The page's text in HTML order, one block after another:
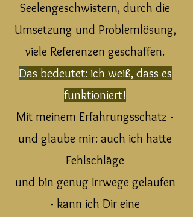
Seelengeschwistern, durch die
Umsetzung und Problemlösung,
viele Referenzen geschaffen.
Das bedeutet: ich weiß, dass es
funktioniert!
Mit meinem Erfahrungsschatz -
und glaube mir: auch ich hatte
Fehlschläge
und bin genug Irrwege gelaufen
- kann ich Dir eine